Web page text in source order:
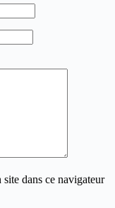
dans ce navigateur